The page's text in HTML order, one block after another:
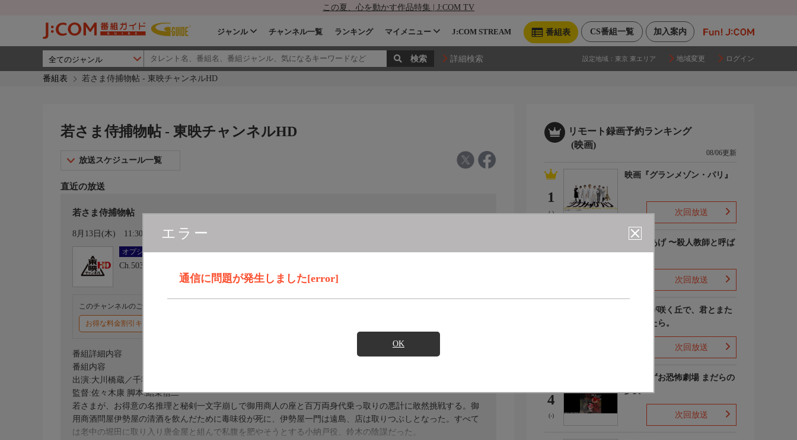
この夏、心を動かす作品特集 | J:COM TV
加入案内
CS番組一覧
番組表
ジャンル チャンネル一覧 ランキング マイメニュー J:COM STREAM
詳細検索 設定地域： 東京 東エリア 地域変更 ログイン
番組表 若さま侍捕物帖 - 東映チャンネルHD
エラー
通信に問題が発生しました[error]
OK
若さま侍捕物帖 - 東映チャンネルHD
放送スケジュール一覧
直近の放送
若さま侍捕物帖
8月13日(木) 11:30〜13:00 カレンダー登録
オプション
Ch.503
このチャンネルのご視聴には、オプションチャンネル(有料)のご契約が必要となります。
お得な料金割引キャンペーン実施中
番組詳細内容
番組内容
出演:大川橋蔵／千秋実／桜町弘子／三田佳子／山形勲／三島雅夫／坂東好太郎
監督:佐々木康 脚本:結束信二
若さまが、お得意の名推理と秘剣一文字崩しで御用商人の座と百万両身代乗っ取りの悪計に敢然挑戦する。御
用商酒問屋伊勢屋の清酒を飲んだために毒味役が死に、伊勢屋一門は遠島、店は取りつぶしとなった。すべて
は老中の堀田に取り入り唐金屋と組んで私腹を肥やそうとする小納戸役、鈴木の陰謀だった。
リモート録画予約ランキング
(映画)
08/06更新
1
(-)
映画『グランメゾン・パリ』
次回放送
でっちあげ 〜殺人教師と呼ば
次回放送
あの花が咲く丘で、君とまた
出会えたら。
次回放送
4
(-)
楳図かずお恐怖劇場 まだらの
少女
次回放送